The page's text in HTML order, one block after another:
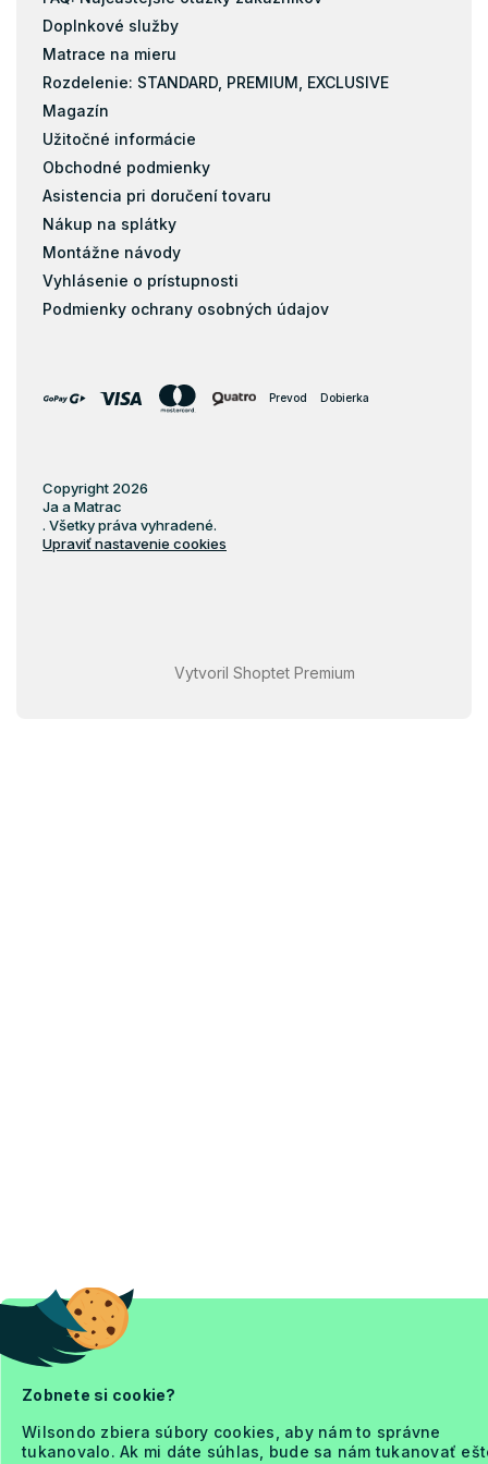
Zobnete si cookie?
Wilsondo zbiera súbory cookies, aby nám to správne
tukanovalo. Ak mi dáte súhlas, bude sa nám tukanovať
Doplnkové služby
Matrace na mieru
Rozdelenie: STANDARD, PREMIUM, EXCLUSIVE
Magazín
Užitočné informácie
Obchodné podmienky
Asistencia pri doručení tovaru
Nákup na splátky
Montážne návody
Vyhlásenie o prístupnosti
Podmienky ochrany osobných údajov
Prevod Dobierka
Vytvoril Shoptet Premium
Copyright 2026
Ja a Matrac
. Všetky práva vyhradené.
Upraviť nastavenie cookies